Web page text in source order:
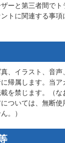
ーと第三者間で
トに関連する事
、イラスト、音
帰属します。当
を禁じます。（
ついては、無断
。）